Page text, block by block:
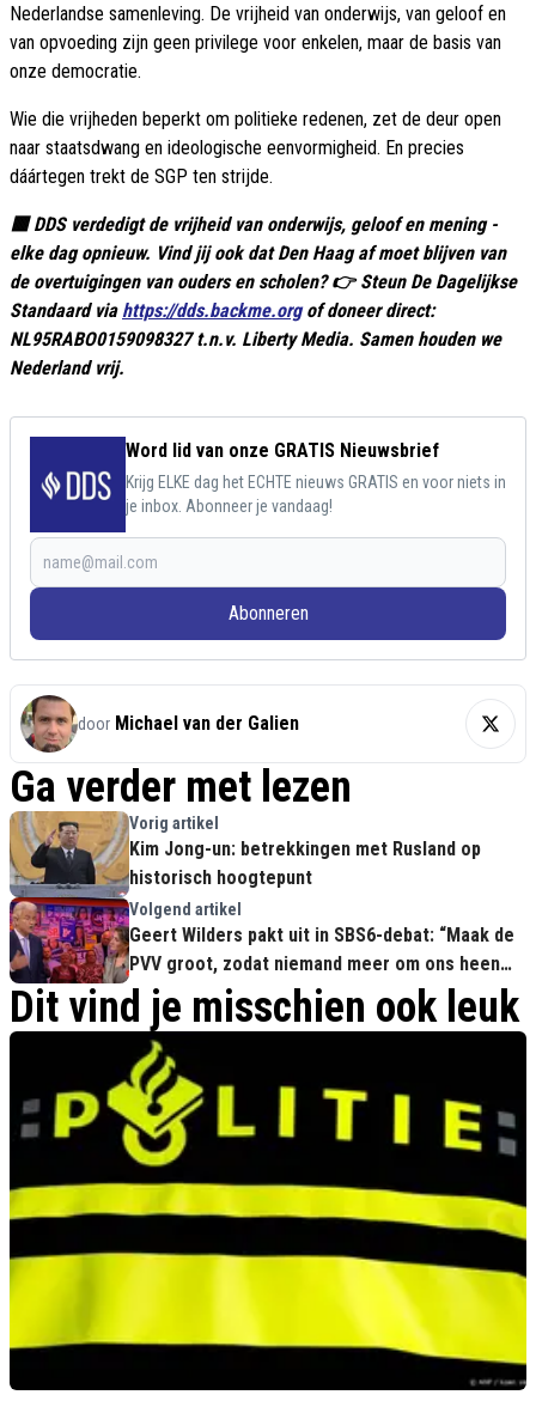
Nederlandse samenleving. De vrijheid van onderwijs, van geloof en
van opvoeding zijn geen privilege voor enkelen, maar de basis van
onze democratie.
Wie die vrijheden beperkt om politieke redenen, zet de deur open
naar staatsdwang en ideologische eenvormigheid. En precies
dáártegen trekt de SGP ten strijde.
🟥 DDS verdedigt de vrijheid van onderwijs, geloof en mening -
elke dag opnieuw. Vind jij ook dat Den Haag af moet blijven van
de overtuigingen van ouders en scholen? 👉 Steun De Dagelijkse
Standaard viahttps://dds.backme.orgof doneer direct:
NL95RABO0159098327 t.n.v. Liberty Media. Samen houden we
Nederland vrij.
Word lid van onze GRATIS Nieuwsbrief
Krijg ELKE dag het ECHTE nieuws GRATIS en voor niets in
je inbox. Abonneer je vandaag!
Abonneren
door Michael van der Galien
Ga verder met lezen
Vorig artikel
Kim Jong-un: betrekkingen met Rusland op
historisch hoogtepunt
Volgend artikel
Geert Wilders pakt uit in SBS6-debat: “Maak de
PVV groot, zodat niemand meer om ons heen
kan”
Dit vind je misschien ook leuk